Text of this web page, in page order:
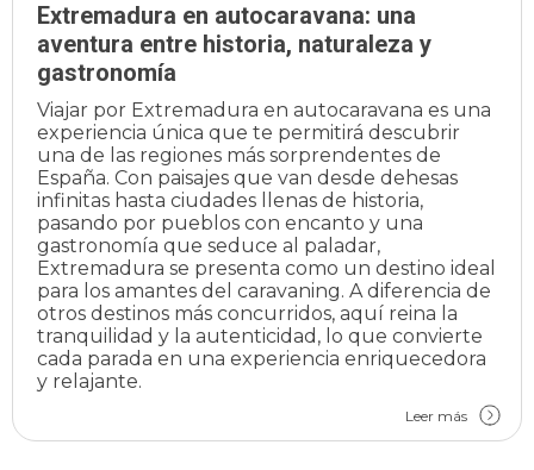
Extremadura en autocaravana: una
aventura entre historia, naturaleza y
gastronomía
Viajar por Extremadura en autocaravana es una
experiencia única que te permitirá descubrir
una de las regiones más sorprendentes de
España. Con paisajes que van desde dehesas
infinitas hasta ciudades llenas de historia,
pasando por pueblos con encanto y una
gastronomía que seduce al paladar,
Extremadura se presenta como un destino ideal
para los amantes del caravaning. A diferencia de
otros destinos más concurridos, aquí reina la
tranquilidad y la autenticidad, lo que convierte
cada parada en una experiencia enriquecedora
y relajante.
Leer más